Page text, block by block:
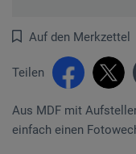
Auf den Merkzettel
Teilen
Aus MDF mit
einfach einen